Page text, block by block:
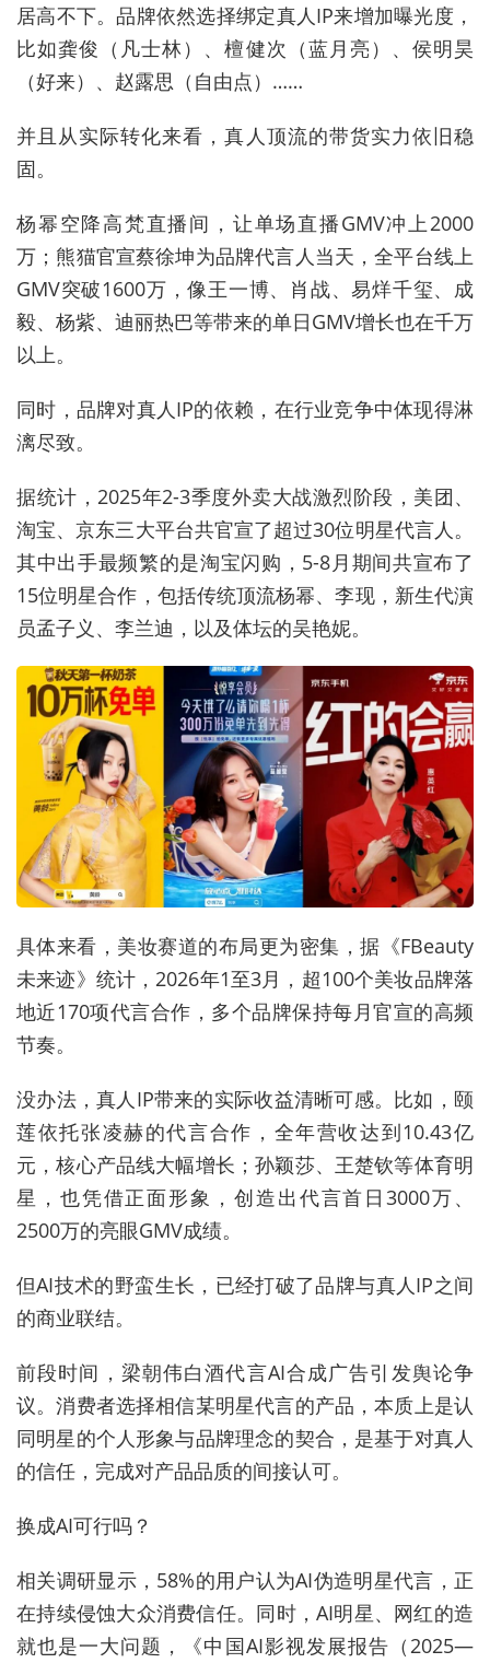
居高不下。品牌依然选择绑定真人IP来增加曝光度，
比如龚俊（凡士林）、檀健次（蓝月亮）、侯明昊
（好来）、赵露思（自由点）……
并且从实际转化来看，真人顶流的带货实力依旧稳
固。
杨幂空降高梵直播间，让单场直播GMV冲上2000
万；熊猫官宣蔡徐坤为品牌代言人当天，全平台线上
GMV突破1600万，像王一博、肖战、易烊千玺、成
毅、杨紫、迪丽热巴等带来的单日GMV增长也在千万
以上。
同时，品牌对真人IP的依赖，在行业竞争中体现得淋
漓尽致。
据统计，2025年2-3季度外卖大战激烈阶段，美团、
淘宝、京东三大平台共官宣了超过30位明星代言人。
其中出手最频繁的是淘宝闪购，5-8月期间共宣布了
15位明星合作，包括传统顶流杨幂、李现，新生代演
员孟子义、李兰迪，以及体坛的吴艳妮。
具体来看，美妆赛道的布局更为密集，据《FBeauty
未来迹》统计，2026年1至3月，超100个美妆品牌落
地近170项代言合作，多个品牌保持每月官宣的高频
节奏。
没办法，真人IP带来的实际收益清晰可感。比如，颐
莲依托张凌赫的代言合作，全年营收达到10.43亿
元，核心产品线大幅增长；孙颖莎、王楚钦等体育明
星，也凭借正面形象，创造出代言首日3000万、
2500万的亮眼GMV成绩。
但AI技术的野蛮生长，已经打破了品牌与真人IP之间
的商业联结。
前段时间，梁朝伟白酒代言AI合成广告引发舆论争
议。消费者选择相信某明星代言的产品，本质上是认
同明星的个人形象与品牌理念的契合，是基于对真人
的信任，完成对产品品质的间接认可。
换成AI可行吗？
相关调研显示，58%的用户认为AI伪造明星代言，正
在持续侵蚀大众消费信任。同时，AI明星、网红的造
就也是一大问题，《中国AI影视发展报告（2025—